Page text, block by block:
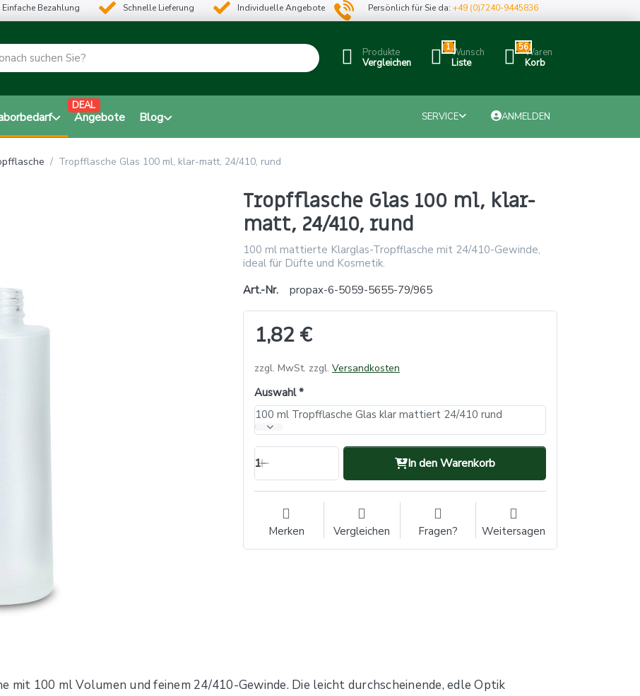
Einfache Bezahlung Schnelle Lieferung Individuelle Angebote Persönlich für Sie da:+49 (0)7240-9445836
Produkte
Vergleichen
1Wunsch
Liste
56Waren
Korb
Angebote
DEAL
Blog SERVICE ANMELDEN
Tropfflasche Glas 100 ml, klar-matt, 24/410, rund
Tropfflasche Glas 100 ml, klar-
matt, 24/410, rund
100 ml mattierte Klarglas-Tropfflasche mit 24/410-Gewinde,
ideal für Düfte und Kosmetik.
Art.-Nr.
propax-6-5059-5655-79/965
1,82 €
zzgl. MwSt. zzgl. Versandkosten
Auswahl
100 ml Tropfflasche Glas klar mattiert 24/410 rund
1 In den Warenkorb
Merken Vergleichen Fragen? Weitersagen
100 ml Volumen und feinem 24/410-Gewinde. Die leicht durchscheinende, edle Optik